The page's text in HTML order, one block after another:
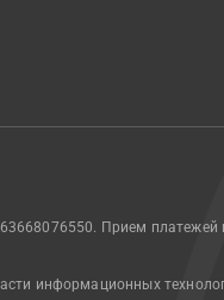
Прием платежей
информационных